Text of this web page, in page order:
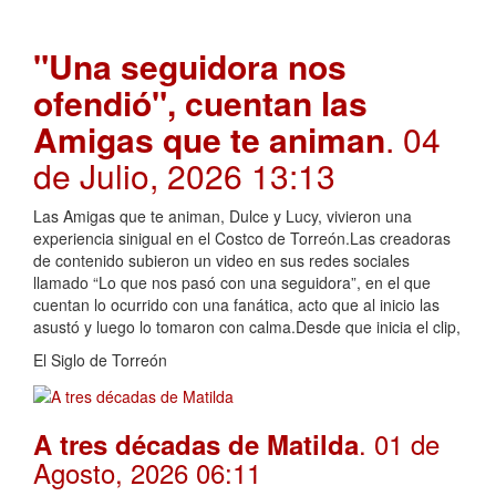
"Una seguidora nos
ofendió", cuentan las
Amigas que te animan. 04
de Julio, 2026 13:13
Las Amigas que te animan, Dulce y Lucy, vivieron una
experiencia sinigual en el Costco de Torreón.Las creadoras
de contenido subieron un video en sus redes sociales
llamado “Lo que nos pasó con una seguidora”, en el que
cuentan lo ocurrido con una fanática, acto que al inicio las
asustó y luego lo tomaron con calma.Desde que inicia el clip,
El Siglo de Torreón
A tres décadas de Matilda. 01 de
Agosto, 2026 06:11